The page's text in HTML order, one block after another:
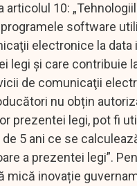
articolul 10:
software
electronice la data
legi şi care contribuie
de comunicaţii
nu obțin
prezentei legi, pot fi
5 ani ce se
a prezentei legi”.
mică inovație